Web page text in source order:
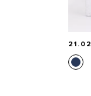
21.02